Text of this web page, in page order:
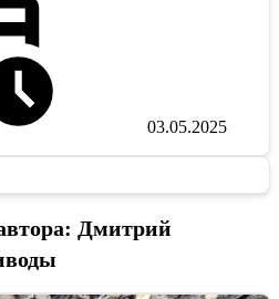
03.05.2025
Дмитрий